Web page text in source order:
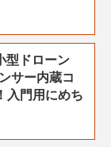
型ドローン
サー内蔵コ
入門用にめち